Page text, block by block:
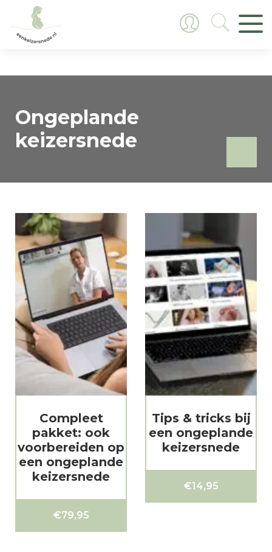
/ Ongeplande keizersnede
Ongeplande
keizersnede
Compleet
pakket: ook
voorbereiden op
een ongeplande
keizersnede
€79,95
Tips & tricks bij
een ongeplande
keizersnede
€14,95